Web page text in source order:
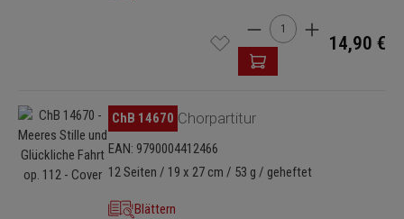
Produkt Anzahl: Gib
14,90 €
Bildergalerie überspringen
ChB 14670 Chorpartitur
EAN: 9790004412466
12 Seiten / 19 x 27 cm / 53 g / geheftet
Blättern